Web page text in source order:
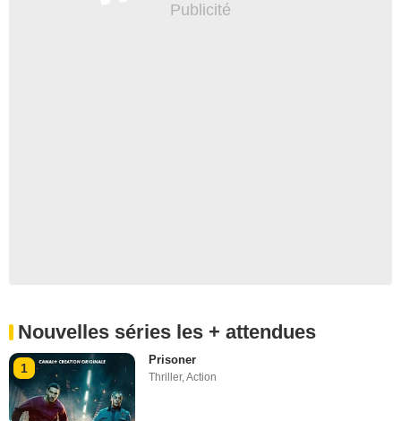
Nouvelles séries les + attendues
1
Prisoner
Thriller,Action